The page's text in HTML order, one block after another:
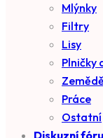
Mlýnky
Filtry
Lisy
Plničky
Práce
Ostatní
Diskuzní